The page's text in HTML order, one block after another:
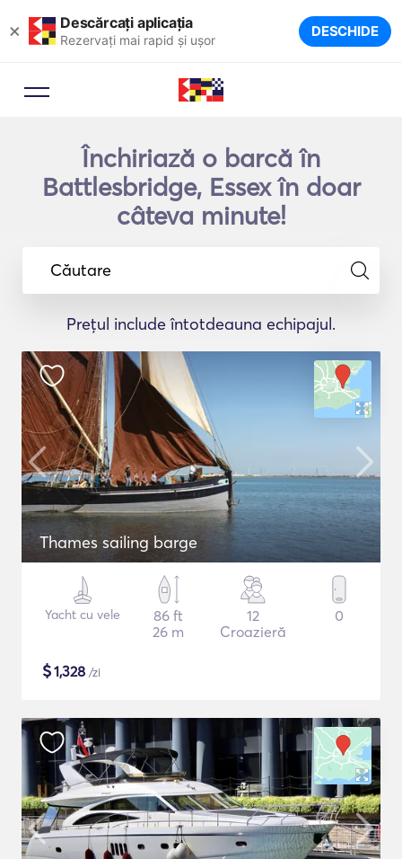
× Descărcați aplicația
Rezervați mai rapid și ușor DESCHIDE
Închiriază o barcă în
Battlesbridge, Essex în doar
câteva minute!
Căutare
Prețul include întotdeauna echipajul.
Thames sailing barge
Yacht cu vele
86 ft
26 m
12
Croazieră
0
$1,328 /zi